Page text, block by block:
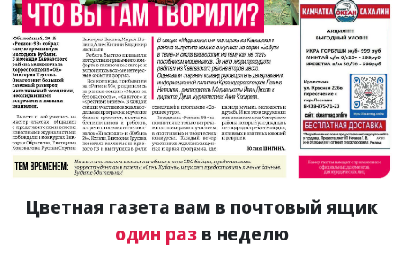
Цветная газета вам в почтовый ящик
один разв неделю